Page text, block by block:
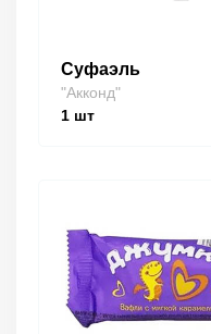
Суфаэль
"Акконд"
1 шт